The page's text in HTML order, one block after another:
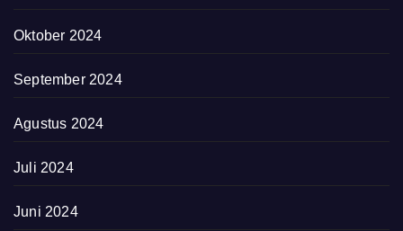
Oktober 2024
September 2024
Agustus 2024
Juli 2024
Juni 2024